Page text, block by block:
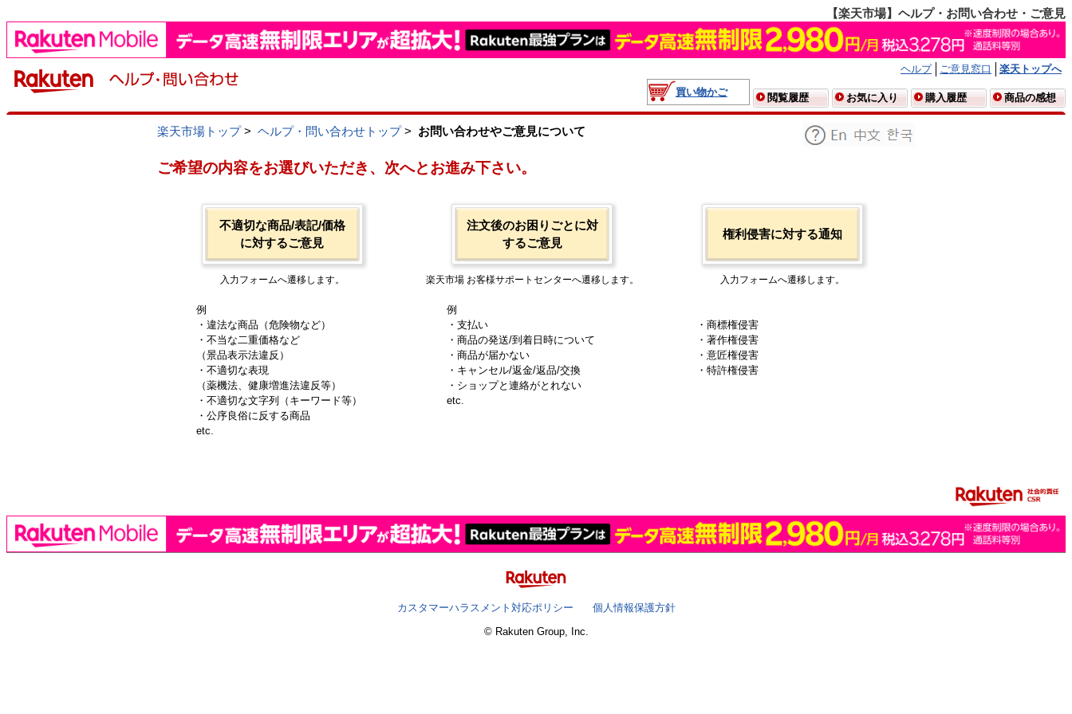
【楽天市場】ヘルプ・お問い合わせ・ご意見
ヘルプ ご意見窓口
楽天トップへ
買い物かご
閲覧履歴 お気に入り 購入履歴 商品の感想
楽天市場トップ> ヘルプ・問い合わせトップ> お問い合わせやご意見について
ご希望の内容をお選びいただき、次へとお進み下さい。
不適切な商品/表記/価格
に対するご意見
入力フォームへ遷移します。
例
・違法な商品（危険物など）
・不当な二重価格など
（景品表示法違反）
・不適切な表現
（薬機法、健康増進法違反等）
・不適切な文字列（キーワード等）
・公序良俗に反する商品
etc.
注文後のお困りごとに対
するご意見
楽天市場 お客様サポートセンターへ遷移します。
例
・支払い
・商品の発送/到着日時について
・商品が届かない
・キャンセル/返金/返品/交換
・ショップと連絡がとれない
etc.
権利侵害に対する通知
入力フォームへ遷移します。
・商標権侵害
・著作権侵害
・意匠権侵害
・特許権侵害
カスタマーハラスメント対応ポリシー
個人情報保護方針
© Rakuten Group, Inc.